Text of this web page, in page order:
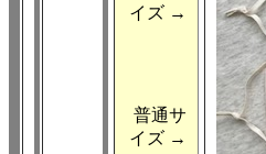
イズ →
普通サ
イズ →